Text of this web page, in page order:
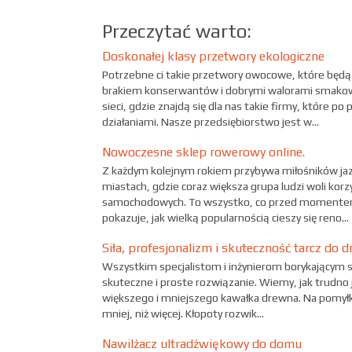
Przeczytać warto:
Doskonałej klasy przetwory ekologiczne
Potrzebne ci takie przetwory owocowe, które będą
brakiem konserwantów i dobrymi walorami
sieci, gdzie znajdą się dla nas takie firmy, które po
działaniami. Nasze przedsiębiorstwo jest w...
Nowoczesne sklep rowerowy online.
Z każdym kolejnym rokiem przybywa miłośników
miastach, gdzie coraz większa grupa ludzi woli
samochodowych. To wszystko, co przed
pokazuje, jak wielką popularnością cieszy się reno...
Siła, profesjonalizm i skuteczność tarcz do
Wszystkim specjalistom i inżynierom borykającym
skuteczne i proste rozwiązanie. Wiemy, jak trudno
większego i mniejszego kawałka drewna. Na
mniej, niż więcej. Kłopoty rozwik...
Nawilżacz ultradźwiękowy do domu